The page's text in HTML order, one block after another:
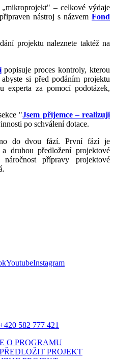
– celkové výdaje
nástroj s názvem Fond
projektu naleznete taktéž na
popisuje proces kontroly, kterou
si před podáním projektu
experta za pomocí podotázek,
"Jsem příjemce – realizuji
po schválení dotace.
do dvou fází. První fází je
druhou předložení projektové
náročnost přípravy projektové
YoutubeInstagram
+420 582 777 421
O PROGRAMU
PROJEKT